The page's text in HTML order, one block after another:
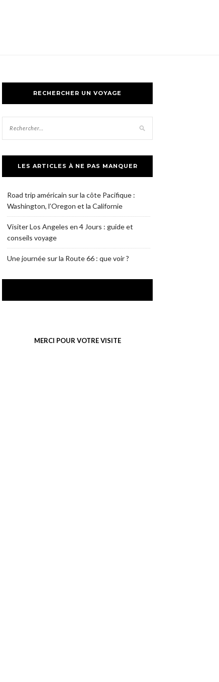
RECHERCHER UN VOYAGE
LES ARTICLES À NE PAS MANQUER
Road trip américain sur la côte Pacifique :
Washington, l’Oregon et la Californie
Visiter Los Angeles en 4 Jours : guide et
conseils voyage
Une journée sur la Route 66 : que voir ?
MERCI POUR VOTRE VISITE